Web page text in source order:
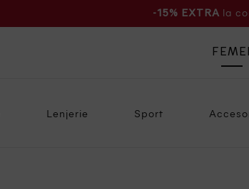
-15% EXTRA la
Lenjerie Sport
FEMEI